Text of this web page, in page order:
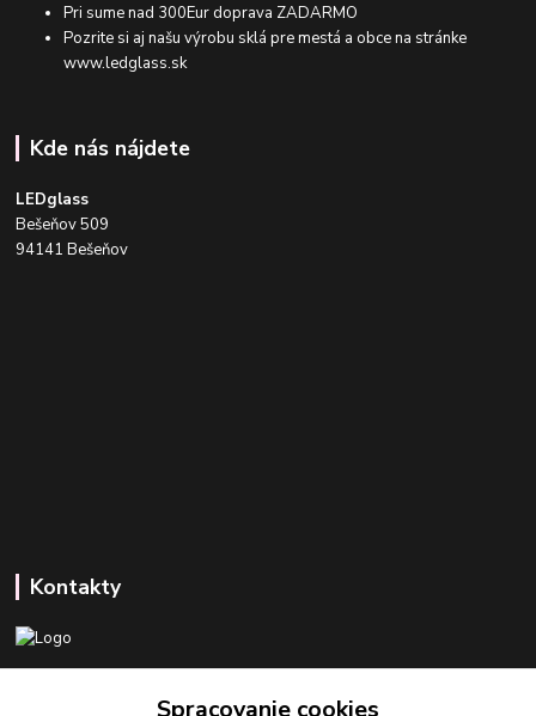
Pri sume nad 300Eur doprava ZADARMO
Pozrite si aj našu výrobu sklá pre mestá a obce na stránke
www.ledglass.sk
Kde nás nájdete
LEDglass
Bešeňov 509
94141 Bešeňov
Kontakty
Spracovanie cookies